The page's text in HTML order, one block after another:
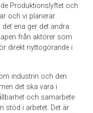
Produktionslyftet och
och vi planerar
ena ger det andra.
från aktörer som
direkt nyttogörande i
industrin och den
det ska vara i
och samarbete
stöd i arbetet. Det är